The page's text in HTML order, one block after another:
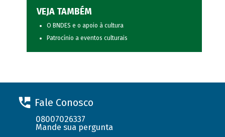
VEJA TAMBÉM
O BNDES e o apoio à cultura
Patrocínio a eventos culturais
Fale Conosco
08007026337
Mande sua pergunta